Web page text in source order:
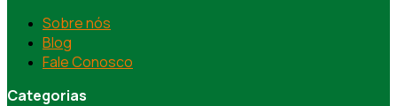
Sobre nós
Blog
Fale Conosco
Categorias